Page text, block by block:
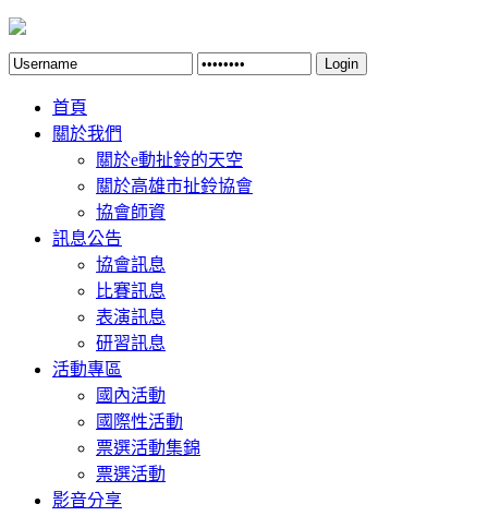
Login
首頁
關於我們
關於e動扯鈴的天空
關於高雄市扯鈴協會
協會師資
訊息公告
協會訊息
比賽訊息
表演訊息
研習訊息
活動專區
國內活動
國際性活動
票選活動集錦
票選活動
影音分享